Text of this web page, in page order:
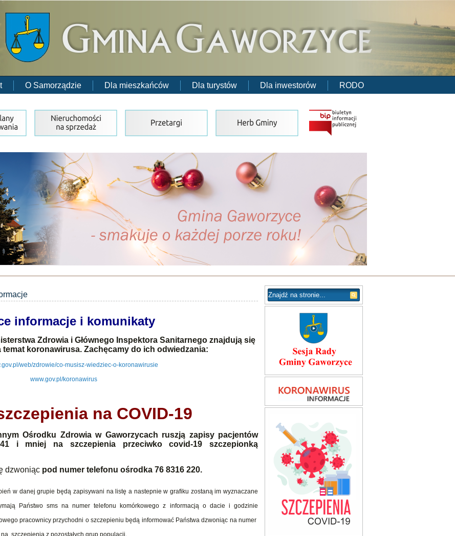
O Samorządzie Dla mieszkańców Dla turystów Dla inwestorów RODO
informacje i komunikaty
Zdrowia i Głównego Inspektora Sanitarnego znajdują się
koronawirusa. Zachęcamy do ich odwiedzania:
web/zdrowie/co-musisz-wiedziec-o-koronawirusie
www.gov.pl/koronawirus
na COVID-19
Ośrodku Zdrowia w Gaworzycach ruszją zapisy pacjentów
i mniej na szczepienia przeciwko covid-19 szczepionką
dzwoniąc pod numer telefonu ośrodka 76 8316 220.
w danej grupie będą zapisywani na listę a nastepnie w grafiku zostaną im wyznaczane
Państwo sms na numer telefonu komórkowego z informacją o dacie i godzinie
pracownicy przychodni o szczepieniu będą informować Państwa dzwoniąc na numer
szczepienia z pozostałych grup populacji.